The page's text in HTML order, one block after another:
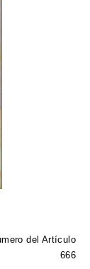
del Artículo
666